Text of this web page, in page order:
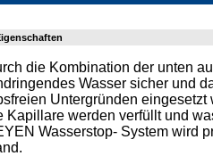
die Kombination der unten
Wasser sicher und
Untergründen
Kapillare werden verfüllt und
Wasserstop- System wird